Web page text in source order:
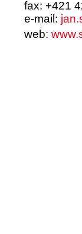
fax: +421
e-mail:
web: